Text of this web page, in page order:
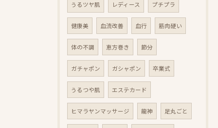
うるツヤ肌 レディース プチプラ
健康美 血流改善 血行 筋肉硬い
体の不調 恵方巻き 節分
ガチャポン ガシャポン 卒業式
うるつや肌 エステカード
ヒマラヤンマッサージ 龍神 足丸ごと